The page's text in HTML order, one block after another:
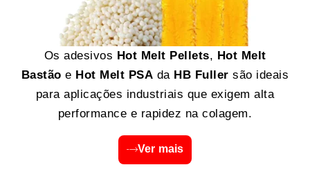
Os adesivos Hot Melt Pellets, Hot Melt
Bastão e Hot Melt PSA da HB Fuller são ideais
para aplicações industriais que exigem alta
performance e rapidez na colagem.
Ver mais